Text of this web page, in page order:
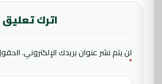
اترك تعليق
لن يتم نشر عنوان بريدك الإلكتروني.
*